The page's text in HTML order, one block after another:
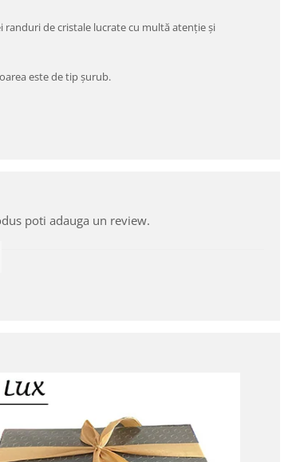
randuri de cristale lucrate cu multă atenție și
este de tip șurub.
poti adauga un review.